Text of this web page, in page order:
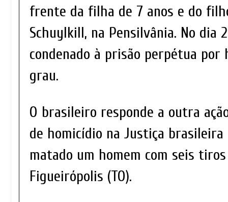
frente da filha de 7 anos e do
Schuylkill, na Pensilvânia. No dia
condenado à prisão perpétua
grau.
O brasileiro responde a outra
de homicídio na Justiça brasileira
matado um homem com seis
Figueirópolis (TO).